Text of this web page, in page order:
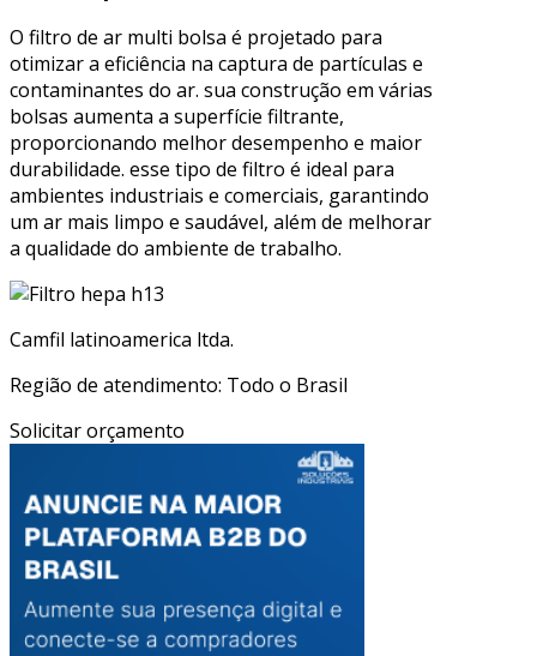
O filtro de ar multi bolsa é projetado para
otimizar a eficiência na captura de partículas e
contaminantes do ar. sua construção em várias
bolsas aumenta a superfície filtrante,
proporcionando melhor desempenho e maior
durabilidade. esse tipo de filtro é ideal para
ambientes industriais e comerciais, garantindo
um ar mais limpo e saudável, além de melhorar
a qualidade do ambiente de trabalho.
Camfil latinoamerica ltda.
Região de atendimento: Todo o Brasil
Solicitar orçamento